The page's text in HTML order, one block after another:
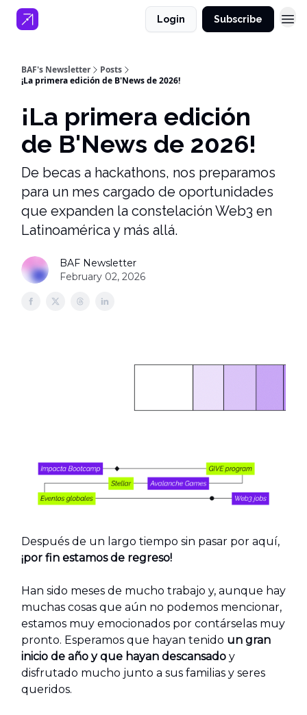
Login Subscribe
BAF's Newsletter
Posts
¡La primera edición de B'News de 2026!
¡La primera edición
de B'News de 2026!
De becas a hackathons, nos preparamos
para un mes cargado de oportunidades
que expanden la constelación Web3 en
Latinoamérica y más allá.
BAF Newsletter
February 02, 2026
Después de un largo tiempo sin pasar por aquí,
¡por fin estamos de regreso!
Han sido meses de mucho trabajo y, aunque hay
muchas cosas que aún no podemos mencionar,
estamos muy emocionados por contárselas muy
pronto. Esperamos que hayan tenido un gran
inicio de año y que hayan descansado y
disfrutado mucho junto a sus familias y seres
queridos.